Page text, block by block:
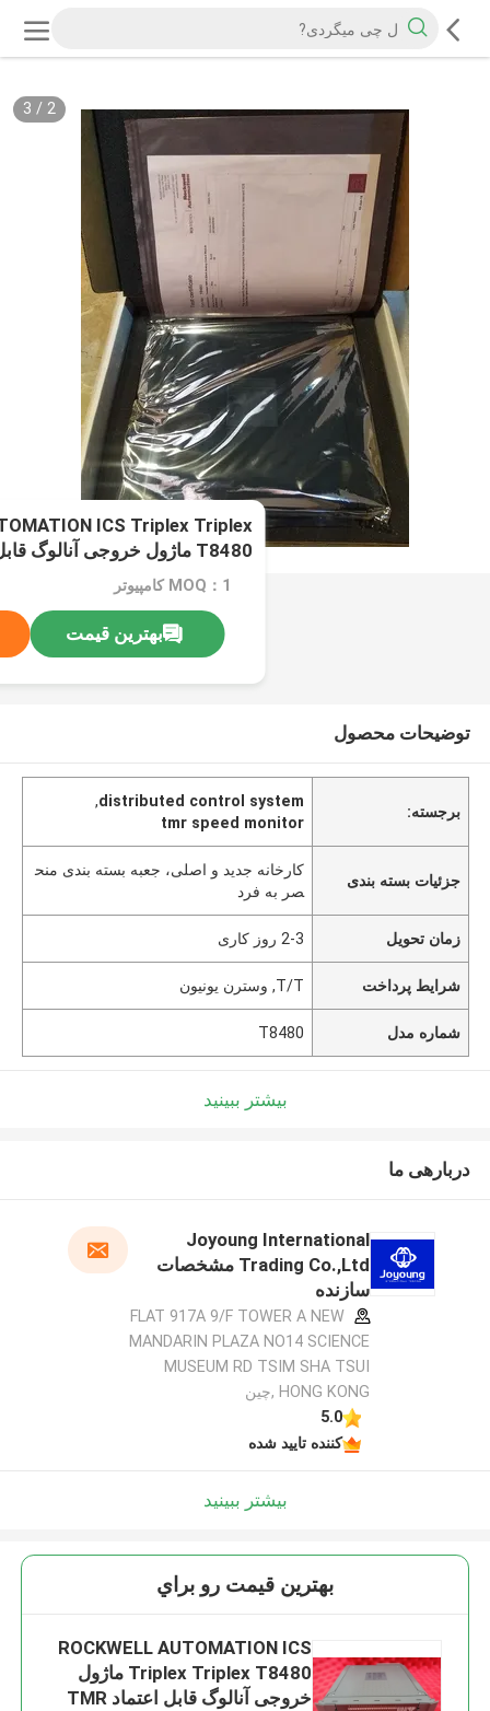
2
/
3
ICS Triplex Triplex
MOQ：1 کامپیوتر
بهترین قیمت
توضیحات محصول
برجسته:
distributed control system
,
tmr speed monitor
جزئیات بسته بندی
کارخانه جدید و اصلی، جعبه بسته بندی منح
صر به فرد
زمان تحویل 2-3 روز کاری
شرایط پرداخت T/T, وسترن یونیون
شماره مدل T8480
بیشتر ببینید
دربارهی ما
Joyoung International
Trading Co.,Ltd مشخصات
سازنده
FLAT 917A 9/F TOWER A NEW
MANDARIN PLAZA NO14 SCIENCE
MUSEUM RD TSIM SHA TSUI
HONG KONG ,چین
5.0
کننده تایید شده
بیشتر ببینید
بهترين قيمت رو براي
ROCKWELL AUTOMATION ICS
Triplex Triplex T8480 ماژول
خروجی آنالوگ قابل اعتماد TMR